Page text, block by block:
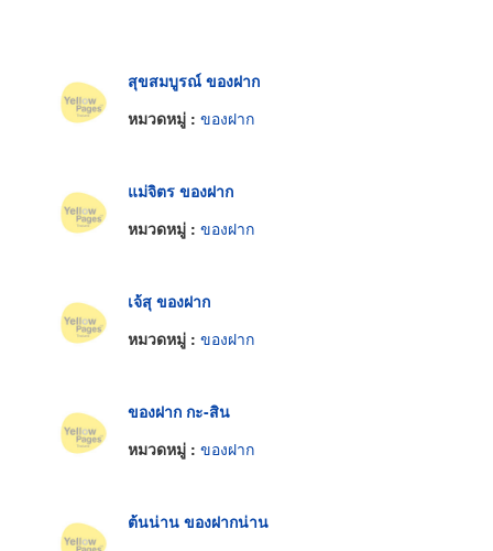
สุขสมบูรณ์ ของฝาก
หมวดหมู่ : ของฝาก
แม่จิตร ของฝาก
หมวดหมู่ : ของฝาก
เจ้สุ ของฝาก
หมวดหมู่ : ของฝาก
ของฝาก กะ-สิน
หมวดหมู่ : ของฝาก
ต้นน่าน ของฝากน่าน